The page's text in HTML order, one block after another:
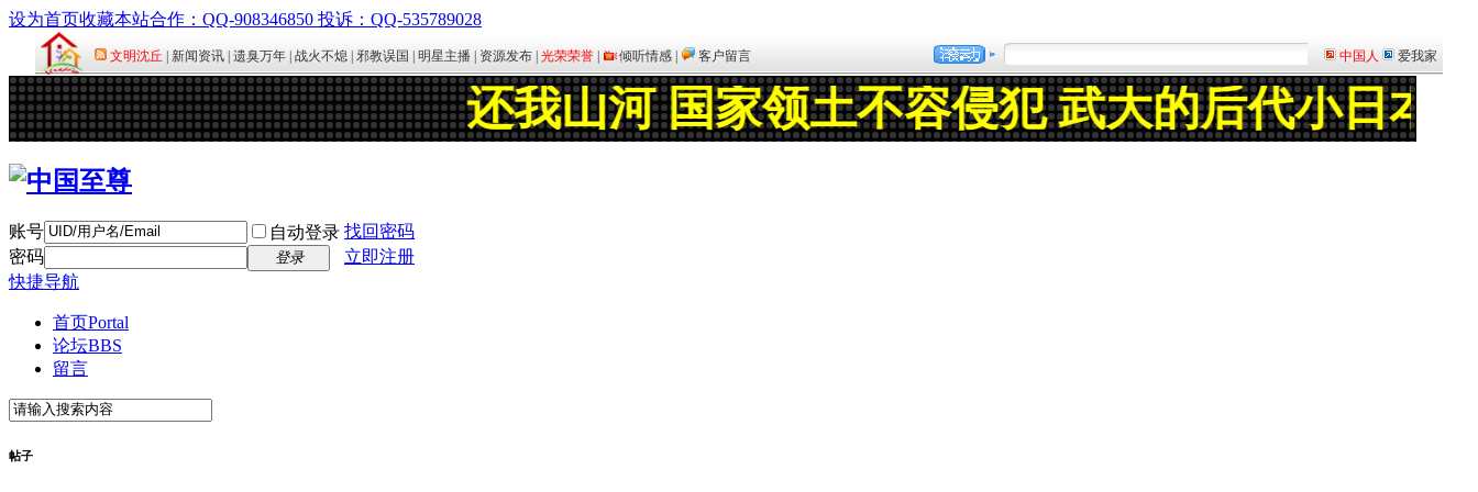
设为首页收藏本站合作：QQ-908346850 投诉：QQ-535789028
账号 自动登录 找回密码
密码
登录
立即注册
快捷导航
首页Portal
论坛BBS
留言
帖子